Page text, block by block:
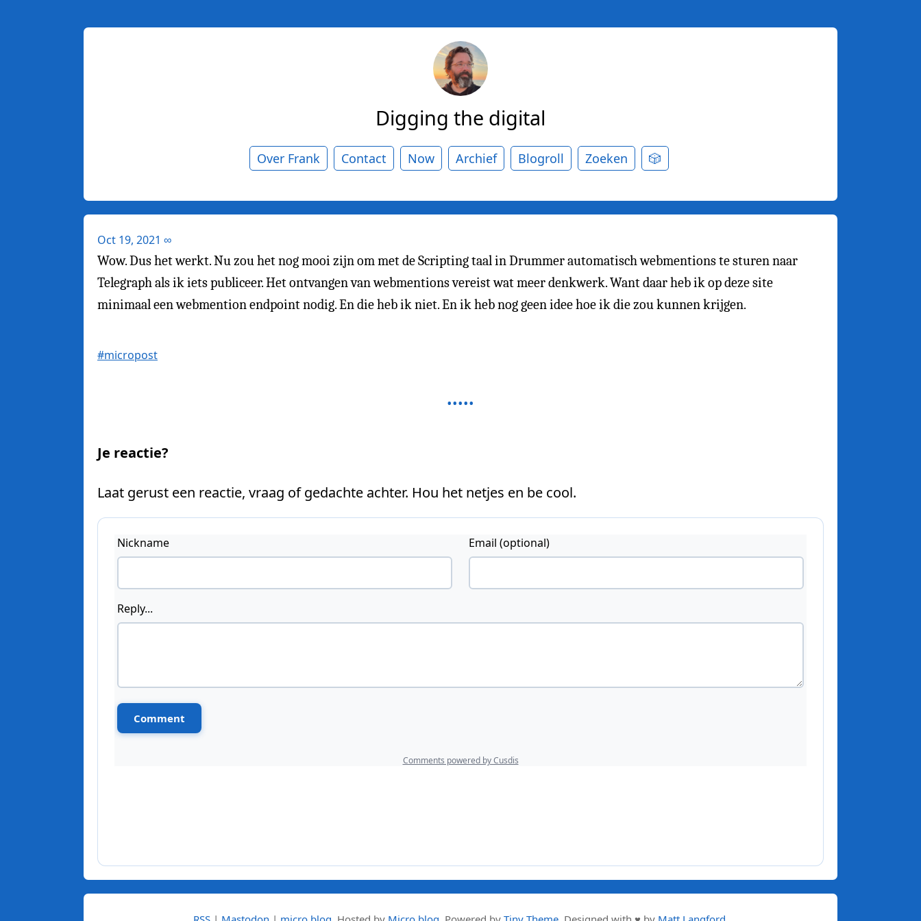
Digging the digital
Over Frank Contact Now Archief Blogroll Zoeken 🎲
Oct 19, 2021 ∞
Wow. Dus het werkt. Nu zou het nog mooi zijn om met de Scripting taal in Drummer automatisch webmentions te sturen naar
Telegraph als ik iets publiceer. Het ontvangen van webmentions vereist wat meer denkwerk. Want daar heb ik op deze site
minimaal een webmention endpoint nodig. En die heb ik niet. En ik heb nog geen idee hoe ik die zou kunnen krijgen.
#micropost
Je reactie?
Laat gerust een reactie, vraag of gedachte achter. Hou het netjes en be cool.